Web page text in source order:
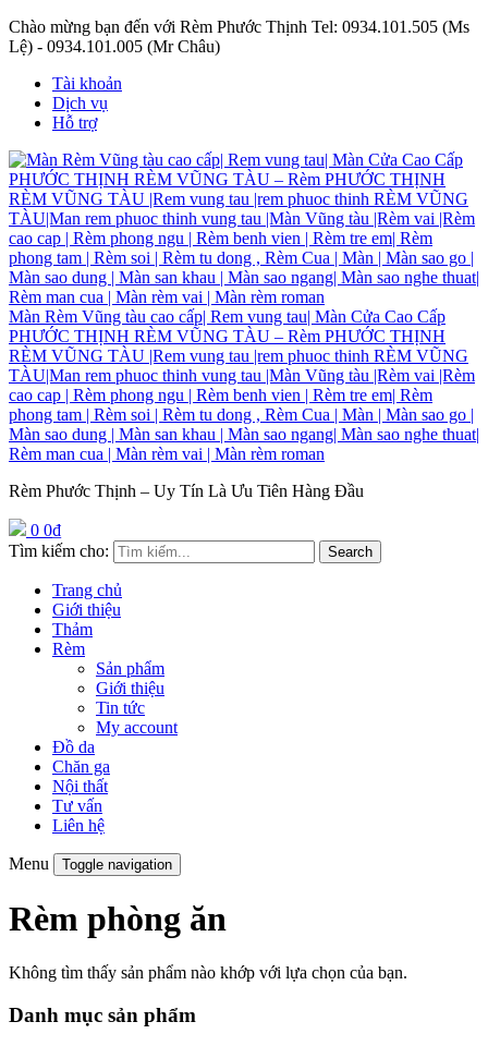
Chào mừng bạn đến với Rèm Phước Thịnh Tel: 0934.101.505 (Ms
Lệ) - 0934.101.005 (Mr Châu)
Tài khoản
Dịch vụ
Hỗ trợ
Màn Rèm Vũng tàu cao cấp| Rem vung tau| Màn Cửa Cao Cấp
PHƯỚC THỊNH RÈM VŨNG TÀU – Rèm PHƯỚC THỊNH
RÈM VŨNG TÀU |Rem vung tau |rem phuoc thinh RÈM VŨNG
TÀU|Man rem phuoc thinh vung tau |Màn Vũng tàu |Rèm vai |Rèm
cao cap | Rèm phong ngu | Rèm benh vien | Rèm tre em| Rèm
phong tam | Rèm soi | Rèm tu dong , Rèm Cua | Màn | Màn sao go |
Màn sao dung | Màn san khau | Màn sao ngang| Màn sao nghe thuat|
Rèm man cua | Màn rèm vai | Màn rèm roman
Rèm Phước Thịnh – Uy Tín Là Ưu Tiên Hàng Đầu
0 0₫
Tìm kiếm cho:
Search
Trang chủ
Giới thiệu
Thảm
Rèm
Sản phẩm
Giới thiệu
Tin tức
My account
Đồ da
Chăn ga
Nội thất
Tư vấn
Liên hệ
Menu Toggle navigation
Rèm phòng ăn
Không tìm thấy sản phẩm nào khớp với lựa chọn của bạn.
Danh mục sản phẩm